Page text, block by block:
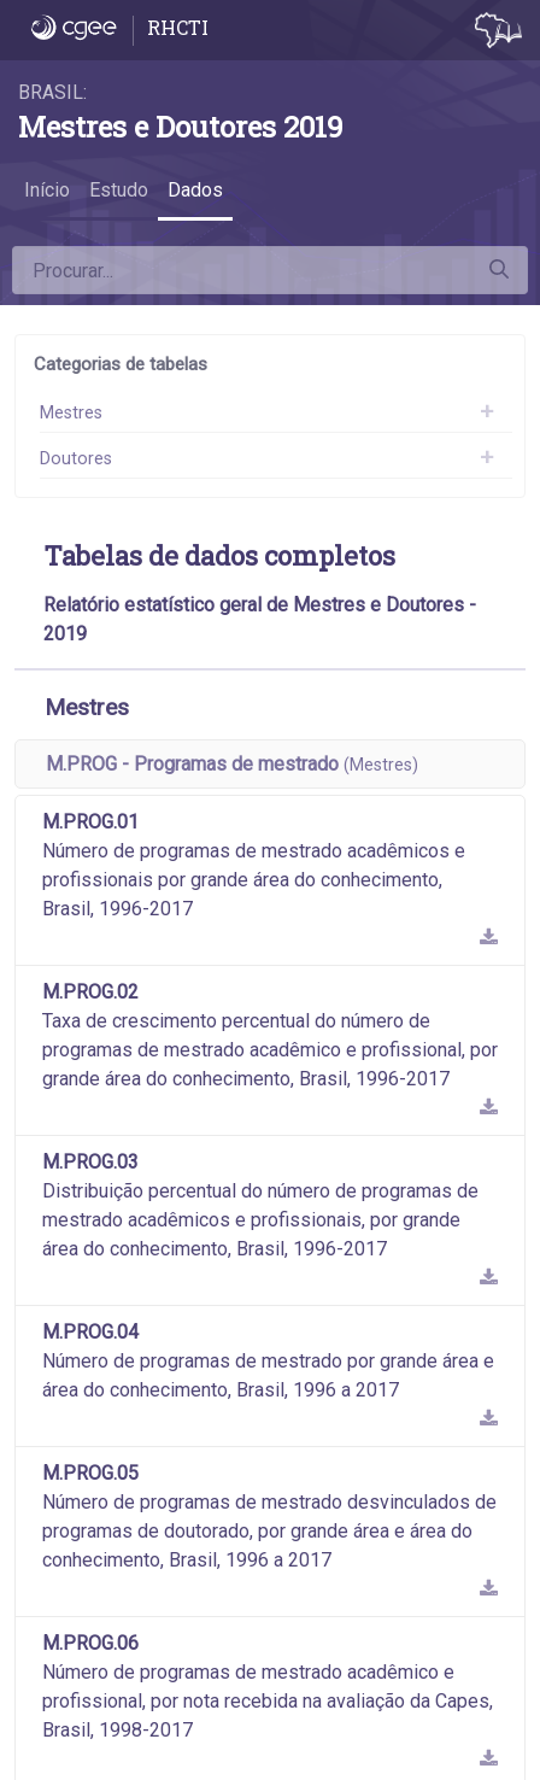
Dados RHCTI
BRASIL:
Mestres e Doutores 2019
Início Estudo Dados
Categorias de tabelas
Mestres
Doutores
Tabelas de dados completos
Relatório estatístico geral de Mestres e Doutores -
2019
Mestres
M.PROG - Programas de mestrado (Mestres)
M.PROG.01
Número de programas de mestrado acadêmicos e
profissionais por grande área do conhecimento,
Brasil, 1996-2017
M.PROG.02
Taxa de crescimento percentual do número de
programas de mestrado acadêmico e profissional, por
grande área do conhecimento, Brasil, 1996-2017
M.PROG.03
Distribuição percentual do número de programas de
mestrado acadêmicos e profissionais, por grande
área do conhecimento, Brasil, 1996-2017
M.PROG.04
Número de programas de mestrado por grande área e
área do conhecimento, Brasil, 1996 a 2017
M.PROG.05
Número de programas de mestrado desvinculados de
programas de doutorado, por grande área e área do
conhecimento, Brasil, 1996 a 2017
M.PROG.06
Número de programas de mestrado acadêmico e
profissional, por nota recebida na avaliação da Capes,
Brasil, 1998-2017